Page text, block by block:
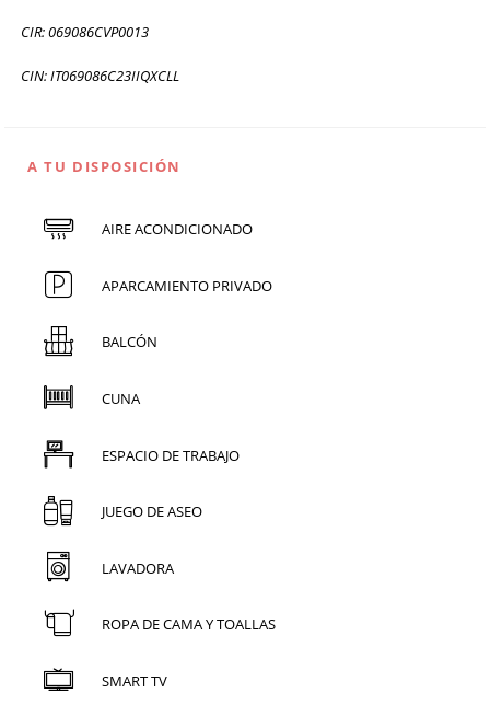
CIR: 069086CVP0013
CIN: IT069086C23IIQXCLL
A TU DISPOSICIÓN
AIRE ACONDICIONADO
APARCAMIENTO PRIVADO
BALCÓN
CUNA
ESPACIO DE TRABAJO
JUEGO DE ASEO
LAVADORA
ROPA DE CAMA Y TOALLAS
SMART TV